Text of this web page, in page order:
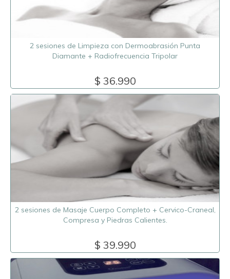
2 sesiones de Limpieza con Dermoabrasión Punta
Diamante + Radiofrecuencia Tripolar
$ 36.990
2 sesiones de Masaje Cuerpo Completo + Cervico-Craneal,
Compresa y Piedras Calientes.
$ 39.990